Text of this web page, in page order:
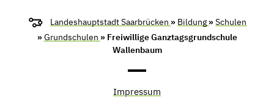
Landeshauptstadt Saarbrücken » Bildung »Schulen
»Grundschulen » Freiwillige Ganztagsgrundschule
Wallenbaum
Impressum